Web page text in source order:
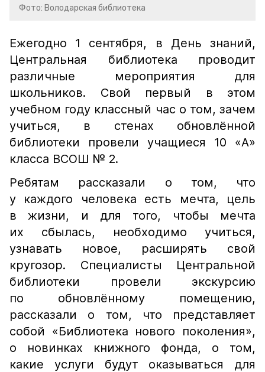
Фото: Володарская библиотека
Ежегодно 1 сентября, в День знаний,
Центральная библиотека проводит
различные мероприятия для
школьников. Свой первый в этом
учебном году классный час о том, зачем
учиться, в стенах обновлённой
библиотеки провели учащиеся 10 «А»
класса ВСОШ № 2.
Ребятам рассказали о том, что
у каждого человека есть мечта, цель
в жизни, и для того, чтобы мечта
их сбылась, необходимо учиться,
узнавать новое, расширять свой
кругозор. Специалисты Центральной
библиотеки провели экскурсию
по обновлённому помещению,
рассказали о том, что представляет
собой «Библиотека нового поколения»,
о новинках книжного фонда, о том,
какие услуги будут оказываться для